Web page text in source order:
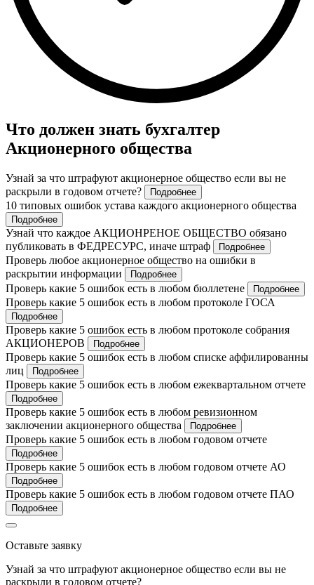
Что должен знать бухгалтер
Акционерного общества
Узнай за что штрафуют акционерное общество если вы не
раскрыли в годовом отчете?
Подробнее
10 типовых ошибок устава каждого акционерного общества
Подробнее
Узнай что каждое АКЦИОНРЕНОЕ ОБЩЕСТВО обязано
публиковать в ФЕДРЕСУРС, иначе штраф
Подробнее
Проверь любое акционерное общество на ошибки в
раскрытии информации
Подробнее
Проверь какие 5 ошибок есть в любом бюллетене Подробнее
Проверь какие 5 ошибок есть в любом протоколе ГОСА
Подробнее
Проверь какие 5 ошибок есть в любом протоколе собрания
АКЦИОНЕРОВ
Подробнее
Проверь какие 5 ошибок есть в любом списке аффилированны
лиц
Подробнее
Проверь какие 5 ошибок есть в любом ежеквартальном отчете
Подробнее
Проверь какие 5 ошибок есть в любом ревизионном
заключении акционерного общества
Подробнее
Проверь какие 5 ошибок есть в любом годовом отчете
Подробнее
Проверь какие 5 ошибок есть в любом годовом отчете АО
Подробнее
Проверь какие 5 ошибок есть в любом годовом отчете ПАО
Подробнее
Оставьте заявку
Узнай за что штрафуют акционерное общество если вы не
раскрыли в годовом отчете?